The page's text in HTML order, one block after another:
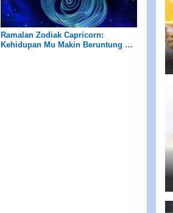
Ramalan Zodiak Capricorn:
Kehidupan Mu Makin Beruntung di